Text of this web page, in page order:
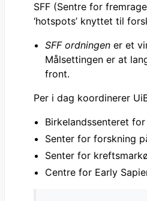
SFF (Sentre for
‘hotspots’ knyttet til
SFF ordningen er et
Målsettingen er at
front.
Per i dag koordinerer
Birkelandssenteret
Senter for forskning
Senter for
Centre for Early